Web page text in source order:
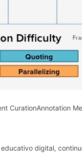
CurationAnnotation
digital,